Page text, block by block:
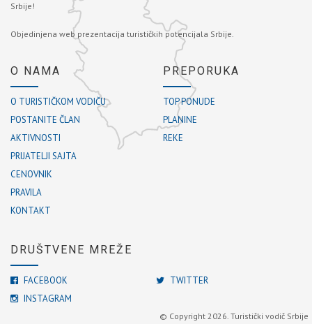
Srbije!
Objedinjena web prezentacija turističkih potencijala Srbije.
O NAMA
O TURISTIČKOM VODIČU
POSTANITE ČLAN
AKTIVNOSTI
PRIJATELJI SAJTA
CENOVNIK
PRAVILA
KONTAKT
PREPORUKA
TOP PONUDE
PLANINE
REKE
DRUŠTVENE MREŽE
FACEBOOK
TWITTER
INSTAGRAM
© Copyright 2026. Turistički vodič Srbije